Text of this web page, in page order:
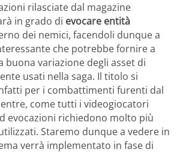
rilasciate dal magazine
in grado di evocare entità
dei nemici, facendoli dunque a
che potrebbe fornire a
buona variazione degli asset di
usati nella saga. Il titolo si
per i combattimenti furenti dal
come tutti i videogiocatori
evocazioni richiedono molto più
Staremo dunque a vedere in
verrà implementato in fase di